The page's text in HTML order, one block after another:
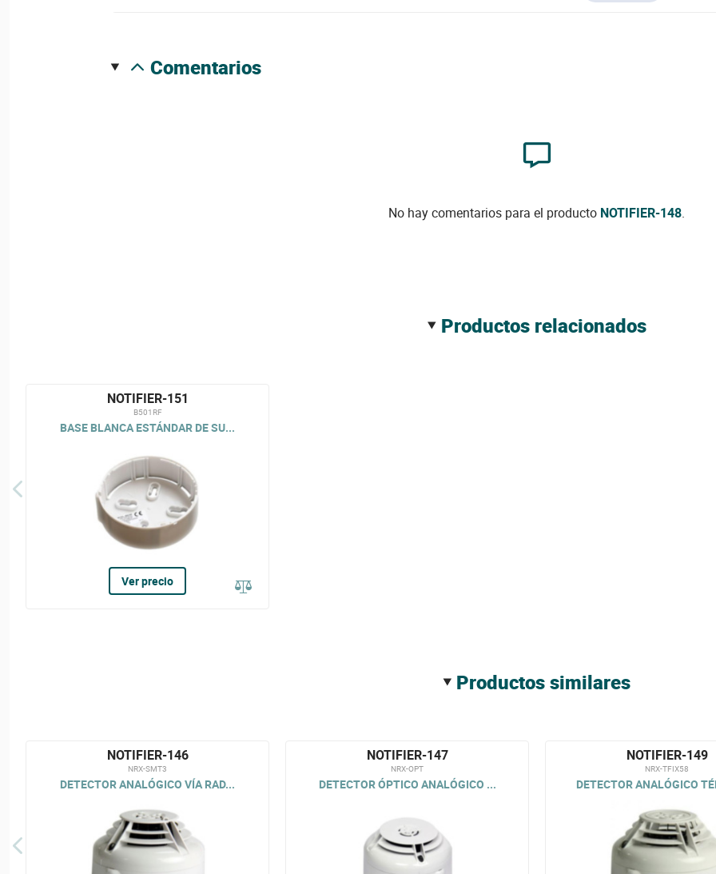
comentarios
No hay comentarios para el producto NOTIFIER-148.
productos relacionados
NOTIFIER-151
B501RF
BASE BLANCA ESTÁNDAR DE SU...
Ver precio
productos similares
NOTIFIER-146
NRX-SMT3
DETECTOR ANALÓGICO VÍA RAD...
NOTIFIER-147
NRX-OPT
DETECTOR ÓPTICO ANALÓGICO ...
NOTIFIER-149
NRX-TFIX58
DETECTOR ANALÓGICO